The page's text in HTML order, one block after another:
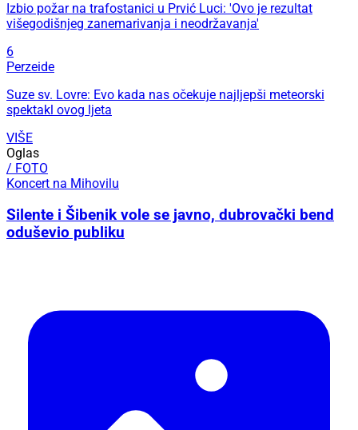
Izbio požar na trafostanici u Prvić Luci: 'Ovo je rezultat
višegodišnjeg zanemarivanja i neodržavanja'
6
Perzeide
Suze sv. Lovre: Evo kada nas očekuje najljepši meteorski
spektakl ovog ljeta
VIŠE
Oglas
/ FOTO
Koncert na Mihovilu
Silente i Šibenik vole se javno, dubrovački bend
oduševio publiku